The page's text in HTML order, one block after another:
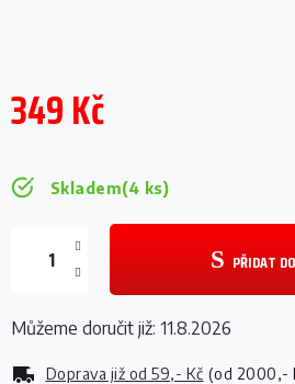
349 Kč
Skladem(4 ks)
Doprava již od 59,- Kč (od 2000,-
PŘIDAT
Můžeme doručit již: 11.8.2026